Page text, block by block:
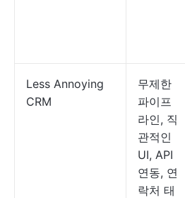
Less Annoying
CRM
무제한
파이프
라인, 직
관적인
UI, API
연동, 연
락처 태